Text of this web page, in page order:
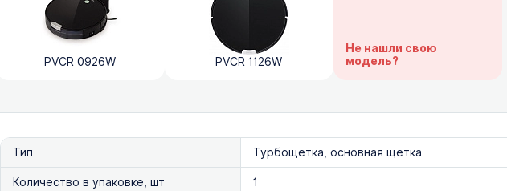
PVCR 0926W PVCR 1126W
Не нашли свою
модель?
Тип
Турбощетка, основная щетка
Количество в упаковке, шт
1